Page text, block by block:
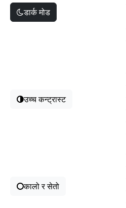
डार्क मोड
उच्च कन्ट्रास्ट
कालो र सेतो